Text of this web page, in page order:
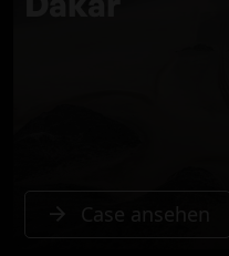
Case ansehen